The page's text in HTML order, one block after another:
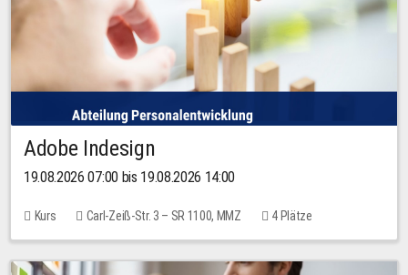
Adobe Indesign
19.08.2026 07:00 bis 19.08.2026 14:00
Kurs Carl-Zeiß-Str. 3 – SR 1100, MMZ 4 Plätze